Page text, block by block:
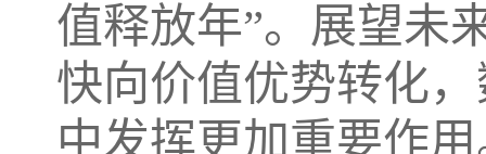
值释放年”。展望未
快向价值优势转化
中发挥更加重要作